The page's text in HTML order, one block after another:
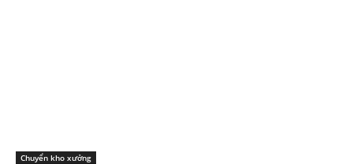
Chuyển kho xưởng